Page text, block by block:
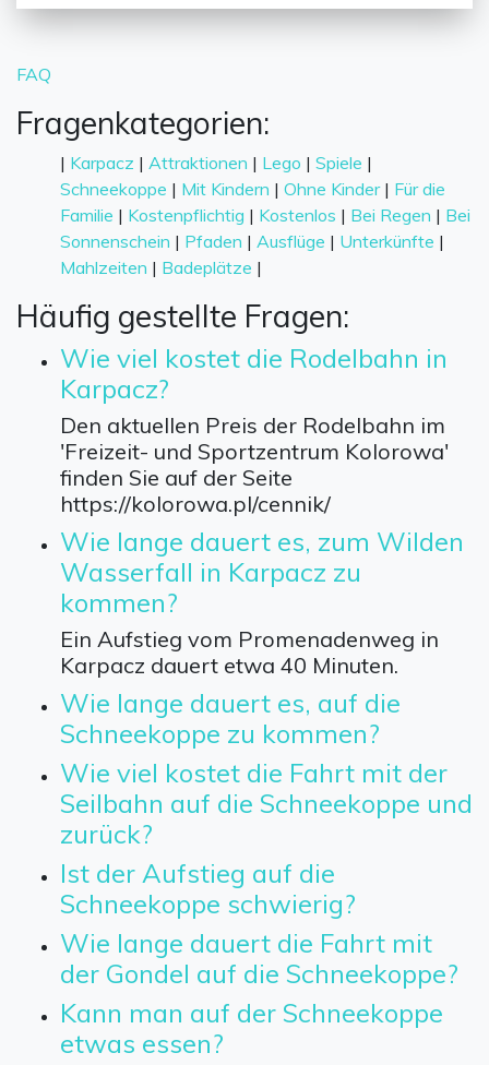
FAQ
Fragenkategorien:
| Karpacz | Attraktionen | Lego | Spiele |
Schneekoppe | Mit Kindern | Ohne Kinder| Für die
Familie | Kostenpflichtig | Kostenlos | Bei Regen | Bei
Sonnenschein | Pfaden | Ausflüge | Unterkünfte |
Mahlzeiten | Badeplätze |
Häufig gestellte Fragen:
Wie viel kostet die Rodelbahn in
Karpacz?
Den aktuellen Preis der Rodelbahn im
'Freizeit- und Sportzentrum Kolorowa'
finden Sie auf der Seite
https://kolorowa.pl/cennik/
Wie lange dauert es, zum Wilden
Wasserfall in Karpacz zu
kommen?
Ein Aufstieg vom Promenadenweg in
Karpacz dauert etwa 40 Minuten.
Wie lange dauert es, auf die
Schneekoppe zu kommen?
Wie viel kostet die Fahrt mit der
Seilbahn auf die Schneekoppe und
zurück?
Ist der Aufstieg auf die
Schneekoppe schwierig?
Wie lange dauert die Fahrt mit
der Gondel auf die Schneekoppe?
Kann man auf der Schneekoppe
etwas essen?